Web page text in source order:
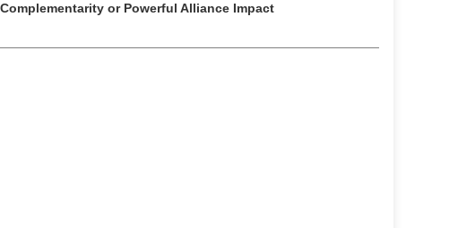
or Powerful Alliance Impact